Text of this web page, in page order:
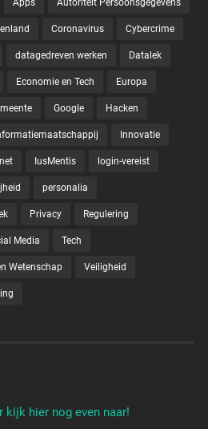
Apps Autoriteit Persoonsgegevens
Coronavirus Cybercrime
datagedreven werken Datalek
Economie en Tech Europa
Google Hacken
Innovatie
IusMentis login-vereist
personalia
Privacy Regulering
Media Tech
Wetenschap Veiligheid
kijk hier nog even naar!